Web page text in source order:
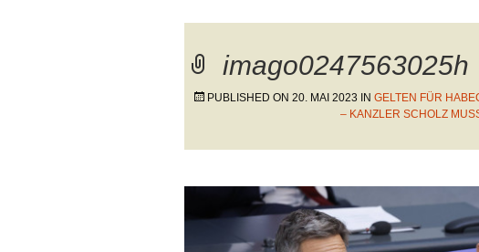
imago0247563025h
PUBLISHED ON 20. MAI 2023 IN GELTEN FÜR
– KANZLER SCHOLZ